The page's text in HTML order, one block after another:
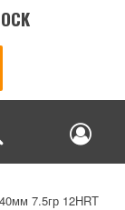
7.5гр 12HRT